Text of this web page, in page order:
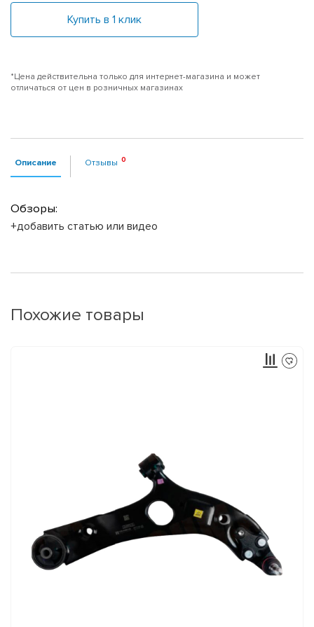
Купить в 1 клик
*Цена действительна только для интернет-магазина и может
отличаться от цен в розничных магазинах
Описание Отзывы
Обзоры:
+добавить статью или видео
Похожие товары